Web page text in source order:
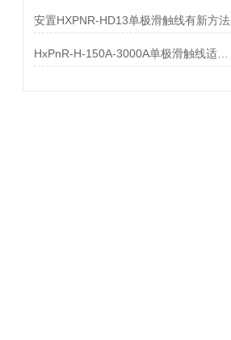
安置HXPNR-HD13单极滑触线有新方法